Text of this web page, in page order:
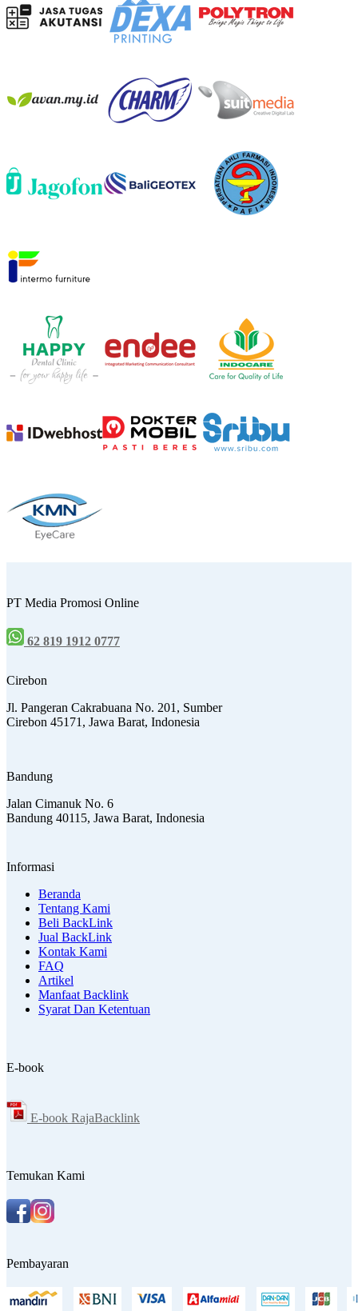
PT Media Promosi Online
62 819 1912 0777
Cirebon
Jl. Pangeran Cakrabuana No. 201, Sumber
Cirebon 45171, Jawa Barat, Indonesia
Bandung
Jalan Cimanuk No. 6
Bandung 40115, Jawa Barat, Indonesia
Informasi
Beranda
Tentang Kami
Beli BackLink
Jual BackLink
Kontak Kami
FAQ
Artikel
Manfaat Backlink
Syarat Dan Ketentuan
E-book
E-book RajaBacklink
Temukan Kami
Pembayaran